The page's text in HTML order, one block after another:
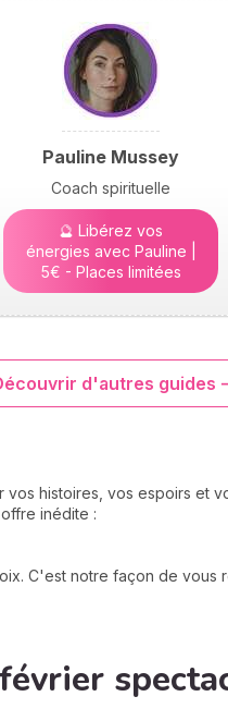
Pauline Mussey
Coach spirituelle
🔮 Libérez vos
énergies avec Pauline |
5€ - Places limitées
d'autres guides
histoires, vos espoirs et
inédite :
C'est notre façon de